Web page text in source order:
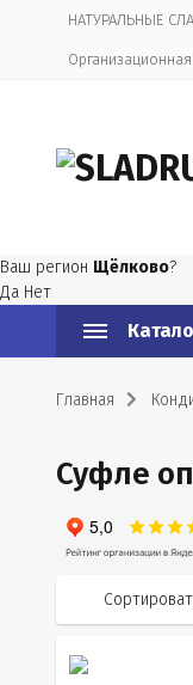
НАТУРАЛЬНЫЕ
Ваш регион Щёлково?
Да Нет
Главная
Суфле